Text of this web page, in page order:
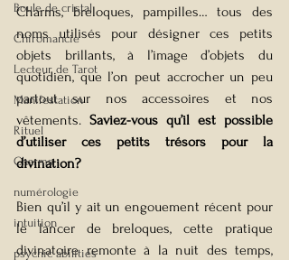
Boule de cristal
Chiromancie
Lecteur de Tarot
Manifestation
Rituel
Charms
numérologie
intuition
psychic abilities
Charms, breloques, pampilles… tous des
noms utilisés pour désigner ces petits
objets brillants, à l’image d’objets du
quotidien, que l’on peut accrocher un peu
partout sur nos accessoires et nos
vêtements. Saviez-vous qu’il est possible
d’utiliser ces petits trésors pour la
divination?
Bien qu’il y ait un engouement récent pour
le lancer de breloques, cette pratique
divinatoire remonte à la nuit des temps,